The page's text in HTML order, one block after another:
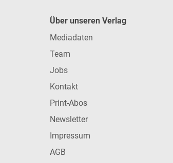
Über unseren Verlag
Mediadaten
Team
Jobs
Kontakt
Print-Abos
Newsletter
Impressum
AGB